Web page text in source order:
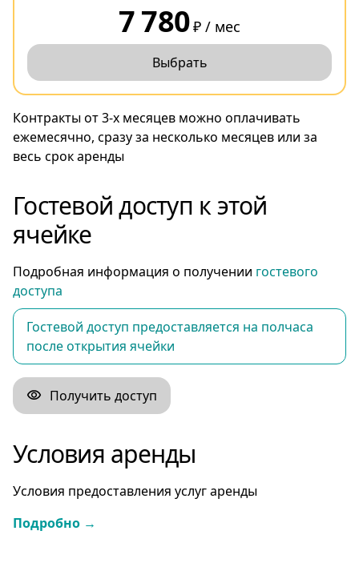
7 780₽ / мес
Выбрать
Контракты от 3-х месяцев можно оплачивать
ежемесячно, сразу за несколько месяцев или за
весь срок аренды
Гостевой доступ к этой
ячейке
Подробная информация о получении гостевого
доступа
Гостевой доступ предоставляется на полчаса
после открытия ячейки
Получить доступ
Условия аренды
Условия предоставления услуг аренды
Подробно →